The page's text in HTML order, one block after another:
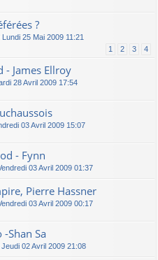
?
Lundi 25 Mai 2009 11:21
1 2 3 4
- James Ellroy
28 Avril 2009 17:54
03 Avril 2009 15:07
- Fynn
03 Avril 2009 01:37
Pierre Hassner
03 Avril 2009 00:17
Shan Sa
Jeudi 02 Avril 2009 21:08